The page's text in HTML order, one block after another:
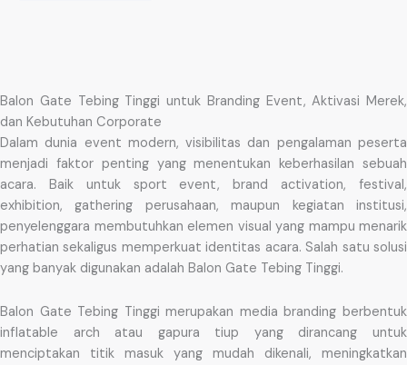
Balon Gate Tebing Tinggi untuk Branding Event, Aktivasi Merek,
dan Kebutuhan Corporate
Dalam dunia event modern, visibilitas dan pengalaman peserta
menjadi faktor penting yang menentukan keberhasilan sebuah
acara. Baik untuk sport event, brand activation, festival,
exhibition, gathering perusahaan, maupun kegiatan institusi,
penyelenggara membutuhkan elemen visual yang mampu menarik
perhatian sekaligus memperkuat identitas acara. Salah satu solusi
yang banyak digunakan adalah Balon Gate Tebing Tinggi.
Balon Gate Tebing Tinggi merupakan media branding berbentuk
inflatable arch atau gapura tiup yang dirancang untuk
menciptakan titik masuk yang mudah dikenali, meningkatkan